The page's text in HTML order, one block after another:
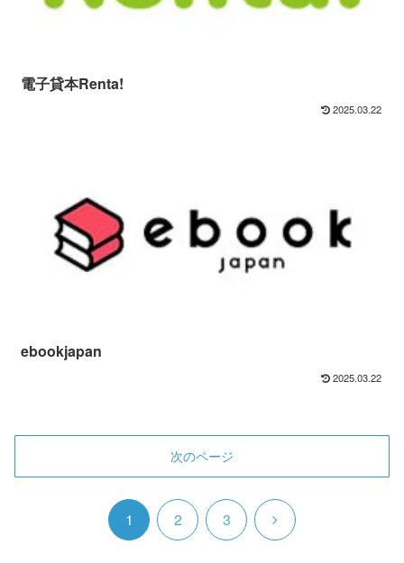
電子貸本Renta!
2025.03.22
ebookjapan
2025.03.22
次のページ
1 2 3
次